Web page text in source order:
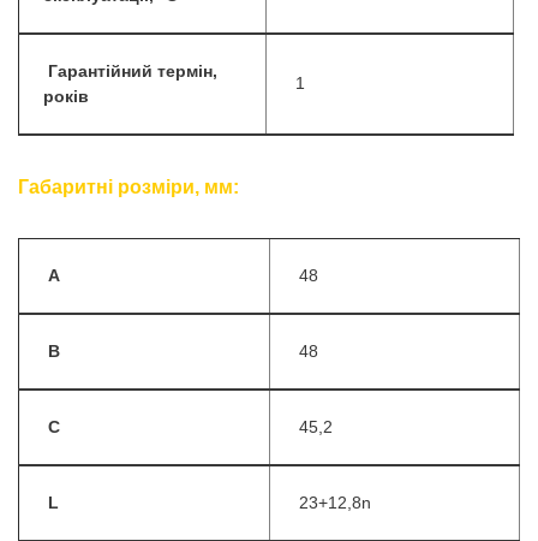
Гарантійний термін,
років
1
Габаритні розміри, мм:
A 48
B 48
C 45,2
L 23+12,8n